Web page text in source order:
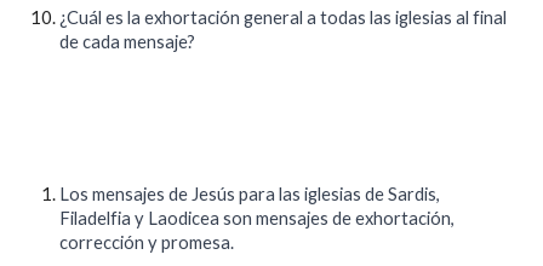
¿Cuál es la exhortación general a todas las iglesias al final
de cada mensaje?
Los mensajes de Jesús para las iglesias de Sardis,
Filadelfia y Laodicea son mensajes de exhortación,
corrección y promesa.